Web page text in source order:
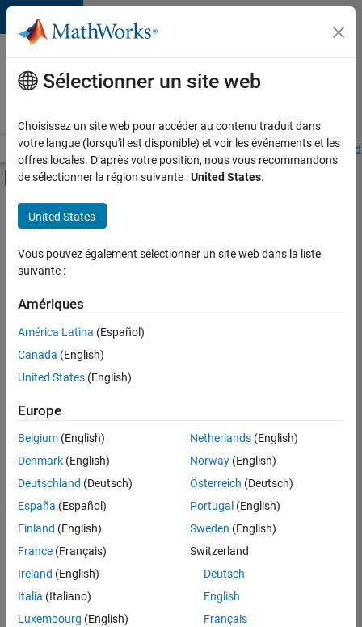
Passer au contenu
Votre
carrière
chez
Accueil Explorer nos opportunités Adresses de nos bureaux
Activer/désactiver l'affichage du menu
Contenu principal
FILTRER PAR
Applications et outils commerciaux
Technologies de l’information
Développement de produits
Enregistrer
sélectionnées
Les
descriptions
poste
n’ont
pas
été
traduites.
Effectuez
Sélectionner un site web
Choisissez un site web pour accéder au contenu traduit dans
votre langue (lorsqu'il est disponible) et voir les événements et les
offres locales. D’après votre position, nous vous recommandons
de sélectionner la région suivante :United States.
United States
Vous pouvez également sélectionner un site web dans la liste
suivante :
Amériques
América Latina (Español)
Canada (English)
United States (English)
Europe
Belgium (English)
Denmark (English)
Deutschland (Deutsch)
España (Español)
Finland (English)
France (Français)
Ireland (English)
Italia (Italiano)
Luxembourg (English)
Netherlands(English)
Norway(English)
Österreich (Deutsch)
Portugal (English)
Sweden (English)
Switzerland
Deutsch
English
Français